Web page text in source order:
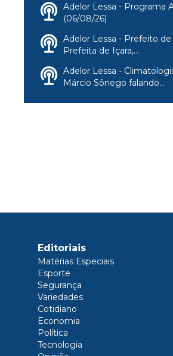
Adelor Lessa - Programa
(06/08/26)
Adelor Lessa - Prefeito de
Prefeita de Içara,...
Adelor Lessa -
Márcio Sônego falando...
Editoriais
Matérias Especiais
Esporte
Segurança
Variedades
Cotidiano
Economia
Política
Tecnologia